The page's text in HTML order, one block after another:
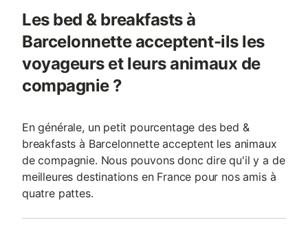
Les bed & breakfasts à
Barcelonnette acceptent-ils les
voyageurs et leurs animaux de
compagnie ?
En générale, un petit pourcentage des bed &
breakfasts à Barcelonnette acceptent les animaux
de compagnie. Nous pouvons donc dire qu'il y a de
meilleures destinations en France pour nos amis à
quatre pattes.